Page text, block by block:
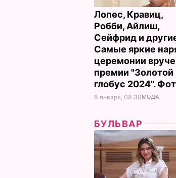
Лопес, Кравиц,
Робби, Айлиш,
Сейфрид и
Самые яркие
церемонии
премии "Золотой
глобус 2024".
8 января, 08.30МОДА
БУЛЬВАР